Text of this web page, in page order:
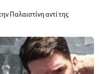
Παλαιστίνη αντί της